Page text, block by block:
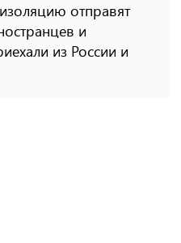
отправят
и
из России и